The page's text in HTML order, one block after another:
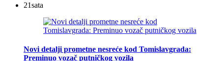
21sata
Novi detalji prometne nesreće kod Tomislavgrada:
Preminuo vozač putničkog vozila